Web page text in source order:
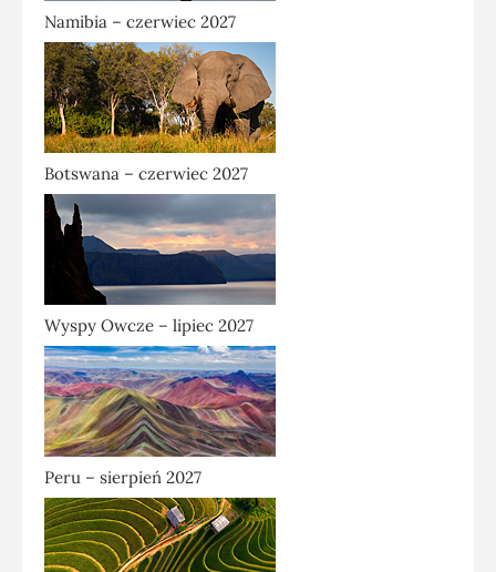
Namibia – czerwiec 2027
Botswana – czerwiec 2027
Wyspy Owcze – lipiec 2027
Peru – sierpień 2027